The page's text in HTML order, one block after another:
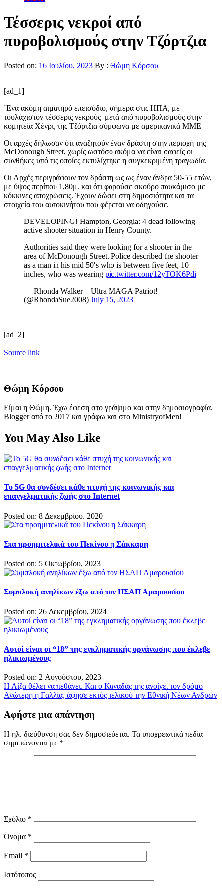
Τέσσερις νεκροί από
πυροβολισμούς στην Τζόρτζια
Posted on: 16 Ιουλίου, 2023 By : Θώμη Κόρσου
[ad_1]
¨Ενα ακόμη αιματηρό επεισόδιο, σήμερα στις ΗΠΑ, με
τουλάχιστον τέσσερις νεκρούς μετά από πυροβολισμούς στην
κομητεία Χένρι, της Τζόρτζια σύμφωνα με αμερικανικά ΜΜΕ
Οι αρχές δήλωσαν ότι αναζητούν έναν δράστη στην περιοχή της
McDonough Street, χωρίς ωστόσο ακόμα να είναι σαφείς οι
συνθήκες υπό τις οποίες εκτυλίχτηκε η συγκεκριμένη τραγωδία.
Οι Αρχές περιγράφουν τον δράστη ως ως έναν άνδρα 50-55 ετών,
με ύψος περίπου 1,80μ. και ότι φορούσε σκούρο πουκάμισο με
κόκκινες αποχρώσεις. Έχουν δώσει στη δημοσιότητα και τα
στοιχεία του αυτοκινήτου που φέρεται να οδηγούσε.
DEVELOPING! Hampton, Georgia: 4 dead following
active shooter situation in Henry County.
Authorities said they were looking for a shooter in the
area of McDonough Street. Police described the shooter
as a man in his mid 50′s who is between five feet, 10
inches, who was wearing pic.twitter.com/12yTOK6Pdi
— Rhonda Walker – Ultra MAGA Patriot!
(@RhondaSue2008) July 15, 2023
[ad_2]
Source link
Θώμη Κόρσου
Είμαι η Θώμη. Έχω έφεση στο γράψιμο και στην δημοσιογραφία.
Blogger από το 2017 και γράφω και στο MinistryofMen!
You May Also Like
Το 5G θα συνδέσει κάθε πτυχή της κοινωνικής και
επαγγελματικής ζωής στο Internet
Posted on: 8 Δεκεμβρίου, 2020
Στα προημιτελικά του Πεκίνου η Σάκκαρη
Posted on: 5 Οκτωβρίου, 2023
Συμπλοκή ανηλίκων έξω από τον ΗΣΑΠ Αμαρουσίου
Posted on: 26 Δεκεμβρίου, 2024
Αυτοί είναι οι “18” της εγκληματικής οργάνωσης που έκλεβε
ηλικιωμένους
Posted on: 2 Αυγούστου, 2023
Πλοήγηση
άρθρων
Η Λίζα θέλει να πεθάνει. Και ο Καναδάς της ανοίγει τον δρόμο
Ανώτερη η Γαλλία, άφησε εκτός τελικού την Εθνική Νέων Ανδρών
Αφήστε μια απάντηση
Η ηλ. διεύθυνση σας δεν δημοσιεύεται. Τα υποχρεωτικά πεδία
σημειώνονται με *
Σχόλιο *
Όνομα *
Email *
Ιστότοπος